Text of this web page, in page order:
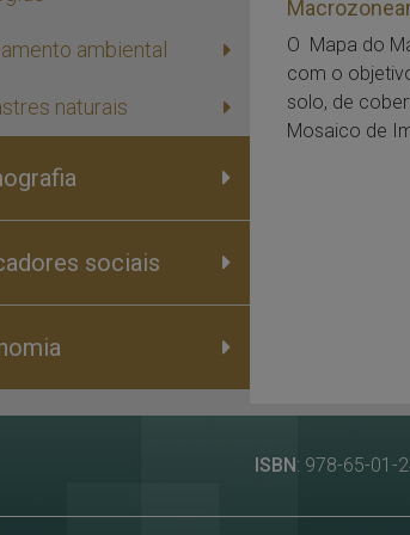
ambiental
naturais
sociais
O Mapa do
com o
solo, de
Mosaico de
ISBN : 978-65-01-